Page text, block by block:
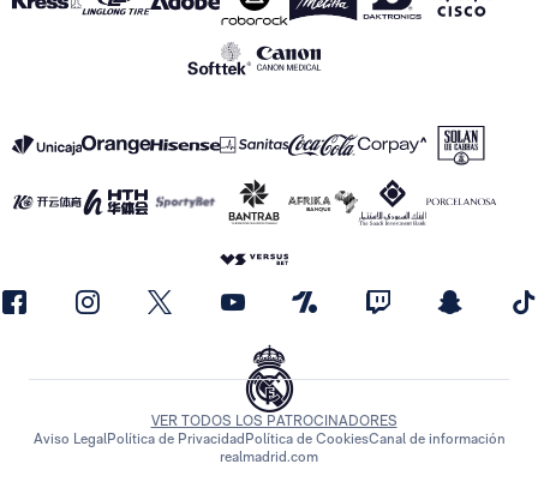
VER TODOS LOS PATROCINADORES
Aviso LegalPolítica de Privacidad Política de CookiesCanal de información
realmadrid.com